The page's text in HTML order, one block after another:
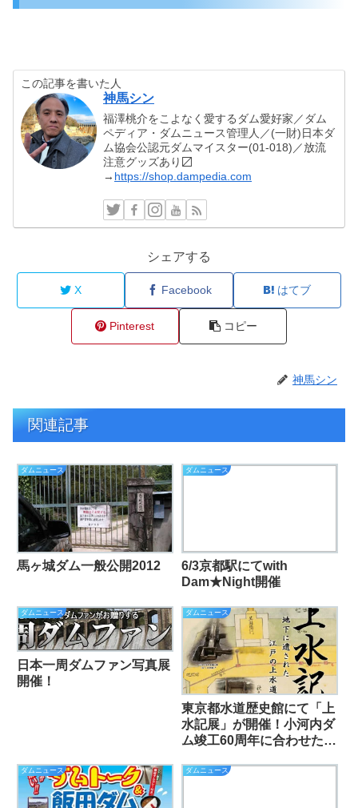
この記事を書いた人
神馬シン
福澤桃介をこよなく愛するダム愛好家／ダム
ペディア・ダムニュース管理人／(一財)日本ダ
ム協会公認元ダムマイスター(01-018)／放流
注意グッズあり〼
→ https://shop.dampedia.com
シェアする
X Facebook はてブ
Pinterest コピー
神馬シン
関連記事
ダムニュース
馬ヶ城ダム一般公開2012
ダムニュース
6/3京都駅にてwith
Dam★Night開催
ダムニュース
日本一周ダムファン写真展
開催！
ダムニュース
東京都水道歴史館にて「上
水記展」が開催！小河内ダ
ム竣工60周年に合わせた
催！
ダムニュース ダムニュース